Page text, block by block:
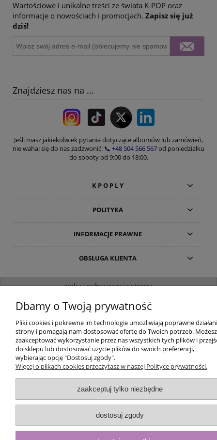
Wartościowe i unikalne treści ze świata K-POP oraz
informacje o nowościach i promocjach. Zapisz się już
dziś!
Znajdziesz nas na ...
Jeśli masz jakiekolwiek pytania dotyczące albumów lub zamówień,
nie wahaj się do nas zadzwonić: 📞 +48 504 566 567od poniedziałku
do soboty od 9:00 do 18:00.
K P O P L Y
POLITYKA
INFORMACJE PRAWNE
OBSŁUGA KLIENTA
pokaż pełną wersję strony
Sklep internetowy Shoper.pl
Dbamy o Twoją prywatność
Pliki cookies i pokrewne im technologie umożliwiają poprawne
strony i pomagają nam dostosować ofertę do Twoich potrzeb. Możesz
zaakceptować wykorzystanie przez nas wszystkich tych plików i
do sklepu lub dostosować użycie plików do swoich preferencji,
wybierając opcję "Dostosuj zgody".
Więcej o plikach cookies przeczytasz w naszej Polityce prywatności.
zaakceptuj tylko niezbędne
dostosuj zgody